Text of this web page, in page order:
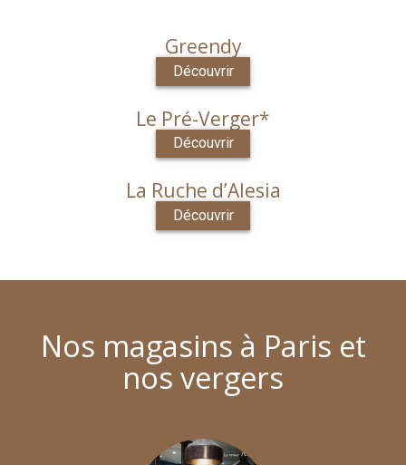
Greendy
Découvrir
Le Pré-Verger*
Découvrir
La Ruche d’Alesia
Découvrir
Nos magasins à Paris et
nos vergers